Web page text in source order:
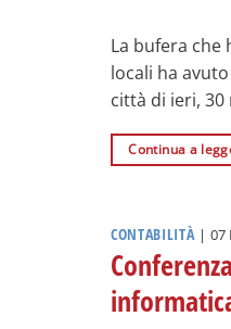
La bufera
locali ha
città di ieri, 30
Continua a
CONTABILITÀ | 07